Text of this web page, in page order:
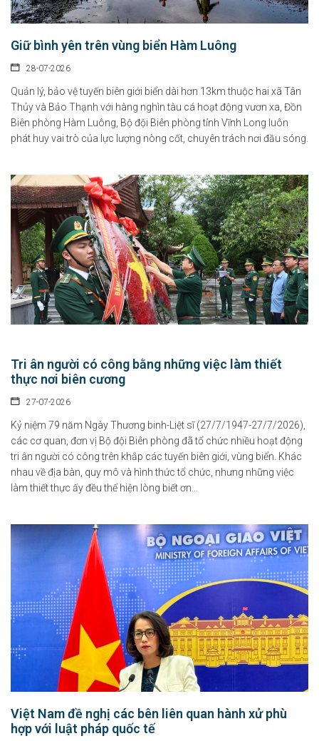
Giữ bình yên trên vùng biển Hàm Luông
28-07-2026
Quản lý, bảo vệ tuyến biên giới biển dài hơn 13km thuộc hai xã Tân
Thủy và Bảo Thạnh với hàng nghìn tàu cá hoạt động vươn xa, Đồn
Biên phòng Hàm Luông, Bộ đội Biên phòng tỉnh Vĩnh Long luôn
phát huy vai trò của lực lượng nòng cốt, chuyên trách nơi đầu sóng.
Tri ân người có công bằng những việc làm thiết
thực nơi biên cương
27-07-2026
Kỷ niệm 79 năm Ngày Thương binh-Liệt sĩ (27/7/1947-27/7/2026),
các cơ quan, đơn vị Bộ đội Biên phòng đã tổ chức nhiều hoạt động
tri ân người có công trên khắp các tuyến biên giới, vùng biển. Khác
nhau về địa bàn, quy mô và hình thức tổ chức, nhưng những việc
làm thiết thực ấy đều thể hiện lòng biết ơn...
Việt Nam đề nghị các bên liên quan hành xử phù
hợp với luật pháp quốc tế
Việt Nam hướng tới trở thành trung tâm văn hóa và sáng tạo
hàng đầu khu vực
09-08-2026
Tầm nhìn đến năm 2045, Việt Nam trở thành một trong những trung tâm văn
hóa và...
Chính sách hỗ trợ doanh nghiệp và thu hút đầu tư trong lĩnh vực